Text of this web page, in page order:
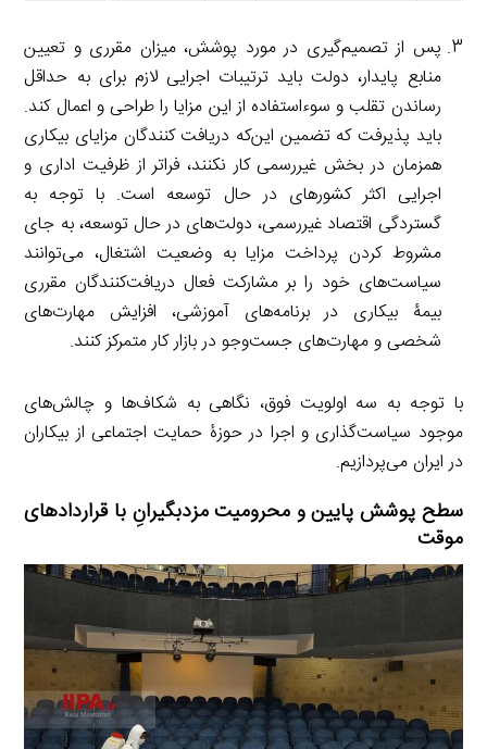
پس از تصمیم‌گیری در مورد پوشش، میزان مقرری و تعیین
منابع پایدار، دولت باید ترتیبات اجرایی لازم برای به حداقل
رساندن تقلب و سوءاستفاده از این مزایا را طراحی و اعمال کند.
باید پذیرفت که تضمین این‌که دریافت کنندگان مزایای بیکاری
همزمان در بخش غیررسمی کار نکنند، فراتر از ظرفیت اداری و
اجرایی اکثر کشورهای در حال توسعه است. با توجه به
گستردگی اقتصاد غیررسمی، دولت‌های در حال توسعه، به جای
مشروط کردن پرداخت مزایا به وضعیت اشتغال، می‌توانند
سیاست‌های خود را بر مشارکت فعال دریافت‌کنندگان مقرری
بیمۀ بیکاری در برنامه‌های آموزشی، افزایش مهارت‌های
شخصی و مهارت‌های جست‌وجو در بازار کار متمرکز کنند.
با توجه به سه اولویت فوق، نگاهی به شکاف‌ها و چالش‌های
موجود سیاست‌گذاری و اجرا در حوزۀ حمایت اجتماعی از بیکاران
در ایران می‌پردازیم.
سطح پوشش پایین و محرومیت مزدبگیرانِ با قراردادهای
موقت